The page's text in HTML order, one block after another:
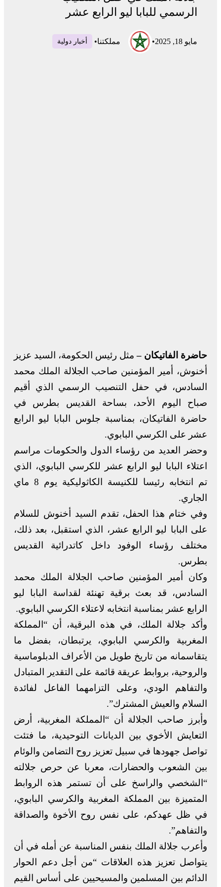
الرسمي للبابا ليو الرابع عشر
مايو 18, 2025 • مملكتنا• أخبار دولية
حاضرة الفاتيكان –مثل رئيس الحكومة، السيد عزيز
أخنوش، أمير المؤمنين صاحب الجلالة الملك محمد
السادس، في حفل التنصيب الرسمي الذي أقيم
صباح اليوم الأحد، بساحة القديس بطرس في
حاضرة الفاتيكان، بمناسبة جلوس البابا ليو الرابع
عشر على الكرسي البابوي.
وحضر العديد من رؤساء الدول والحكومات مراسم
اعتلاء البابا ليو الرابع عشر للكرسي البابوي، الذي
تم انتخابه رئيسا للكنيسة الكاثوليكية يوم 8 ماي
الجاري.
وفي ختام هذا الحفل، تقدم السيد أخنوش للسلام
على البابا ليو الرابع عشر، الذي استقبل، بعد ذلك،
مختلف رؤساء الوفود داخل كاتدرائية القديس
بطرس.
وكان أمير المؤمنين صاحب الجلالة الملك محمد
السادس، قد بعث برقية تهنئة لقداسة البابا ليو
الرابع عشر بمناسبة انتخابه لاعتلاء الكرسي البابوي.
وأكد جلالة الملك، في هذه البرقية، أن “المملكة
المغربية والكرسي البابوي، يرتبطان، بفضل ما
يتقاسمانه من تاريخ طويل من الأعراف الدبلوماسية
والروحية، بروابط عريقة قائمة على التقدير المتبادل
والتفاهم الودي، وعلى التزامهما الفاعل لفائدة
السلام والعيش المشترك”.
وأبرز صاحب الجلالة أن “المملكة المغربية، أرض
التعايش الأخوي بين الديانات التوحيدية، ما فتئت
تواصل جهودها في سبيل تعزيز روح التضامن والوئام
بين الشعوب والحضارات، معربا عن حرص جلالته
“الشخصي والراسخ على أن تستمر هذه الروابط
المتميزة بين المملكة المغربية والكرسي البابوي،
في ظل عهدكم، على نفس روح الأخوة والصداقة
والتفاهم”.
وأعرب جلالة الملك بنفس المناسبة عن أمله في أن
يتواصل تعزيز هذه العلاقات “من أجل دعم الحوار
الدائم بين المسلمين والمسيحيين على أساس القيم